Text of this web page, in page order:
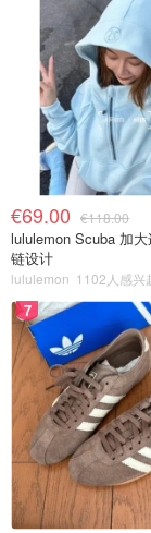
€69.00 €118.00
lululemon Scuba 加
链设计
lululemon 1102人感兴
7